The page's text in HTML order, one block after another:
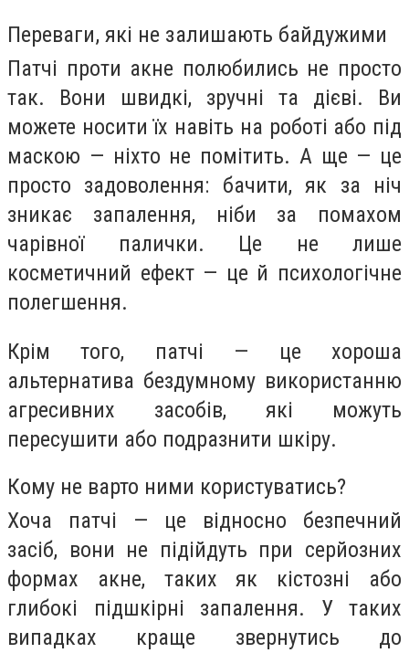
Переваги, які не залишають байдужими
Патчі проти акне полюбились не просто
так. Вони швидкі, зручні та дієві. Ви
можете носити їх навіть на роботі або під
маскою — ніхто не помітить. А ще — це
просто задоволення: бачити, як за ніч
зникає запалення, ніби за помахом
чарівної палички. Це не лише
косметичний ефект — це й психологічне
полегшення.
Крім того, патчі — це хороша
альтернатива бездумному використанню
агресивних засобів, які можуть
пересушити або подразнити шкіру.
Кому не варто ними користуватись?
Хоча патчі — це відносно безпечний
засіб, вони не підійдуть при серйозних
формах акне, таких як кістозні або
глибокі підшкірні запалення. У таких
випадках краще звернутись до